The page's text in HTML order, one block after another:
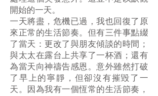
開始的一天。
一天將盡，危機已過，我也回復了原
來正常的生活節奏。但有三件事點綴
了當天：更改了與朋友傾談的時間；
與太太在露台上共享了一杯酒；還有
為當天向神禱告感恩。意外雖然打破
了早上的寧靜，但卻沒有摧毀了一
天。因為我有一個恆常的生活節奏，